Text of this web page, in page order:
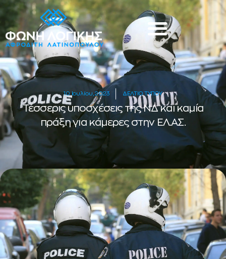
10 Ιουλίου, 2023 ΔΕΛΤΙΟ ΤΥΠΟΥ
Τέσσερις υποσχέσεις της ΝΔ και καμία
πράξη για κάμερες στην ΕΛ.ΑΣ.